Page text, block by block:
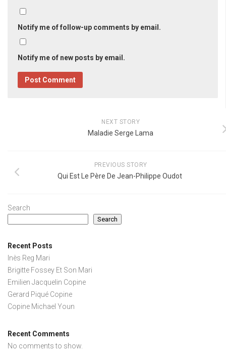
Notify me of follow-up comments by email.
Notify me of new posts by email.
NEXT STORY
Maladie Serge Lama
PREVIOUS STORY
Qui Est Le Père De Jean-Philippe Oudot
Search
Search
Recent Posts
Inès Reg Mari
Brigitte Fossey Et Son Mari
Emilien Jacquelin Copine
Gerard Piqué Copine
Copine Michael Youn
Recent Comments
No comments to show.